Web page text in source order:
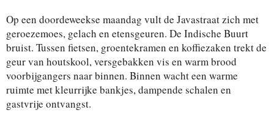
Op een doordeweekse maandag vult de Javastraat zich met
geroezemoes, gelach en etensgeuren. De Indische Buurt
bruist. Tussen fietsen, groentekramen en koffiezaken trekt de
geur van houtskool, versgebakken vis en warm brood
voorbijgangers naar binnen. Binnen wacht een warme
ruimte met kleurrijke bankjes, dampende schalen en
gastvrije ontvangst.